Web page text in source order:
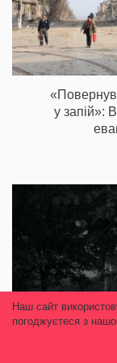
у запій»:
Наш сайт
погоджуєтеся з